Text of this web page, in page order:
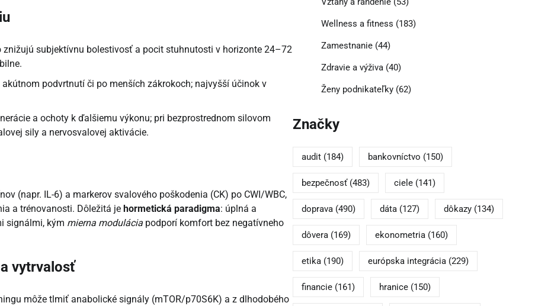
znižujú subjektívnu bolestivosť a pocit stuhnutosti v horizonte 24–72
podvrtnutí či po menších zákrokoch; najvyšší účinok v
a ochoty k ďalšiemu výkonu; pri bezprostrednom silovom
sily a nervosvalovej aktivácie.
(napr. IL-6) a markerov svalového poškodenia (CK) po CWI/WBC,
a trénovanosti. Dôležitá je hormetická paradigma: úplná a
signálmi, kým mierna modulácia podporí komfort bez negatívneho
vytrvalosť
môže tlmiť anabolické signály (mTOR/p70S6K) a z dlhodobého
Wellness a fitness (183)
Zamestnanie(44)
Zdravie a výživa(40)
Ženy podnikateľky(62)
Značky
audit(184) bankovníctvo (150)
bezpečnosť(483) ciele(141)
doprava(490) dáta(127) dôkazy(134)
dôvera(169) ekonometria(160)
etika(190) európska integrácia(229)
financie(161) hranice(150)